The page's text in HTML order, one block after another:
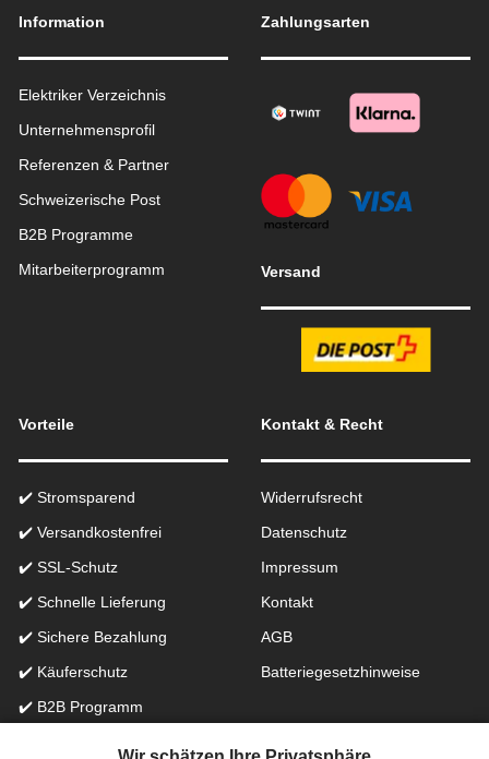
Information
Elektriker Verzeichnis
Unternehmensprofil
Referenzen & Partner
Schweizerische Post
B2B Programme
Mitarbeiterprogramm
Zahlungsarten
Versand
Vorteile
✔️ Stromsparend
✔️ Versandkostenfrei
✔️ SSL-Schutz
✔️ Schnelle Lieferung
✔️ Sichere Bezahlung
✔️ Käuferschutz
✔️ B2B Programm
Kontakt & Recht
Widerrufsrecht
Datenschutz
Impressum
Kontakt
AGB
Batteriegesetzhinweise